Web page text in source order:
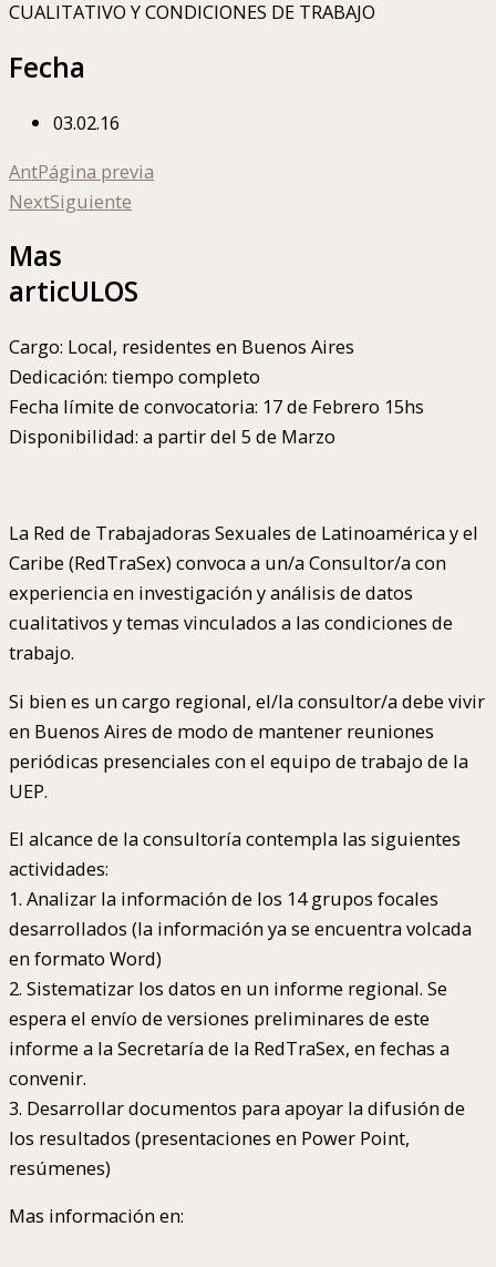
CUALITATIVO Y CONDICIONES DE TRABAJO
Fecha
03.02.16
AntPágina previa
NextSiguiente
Mas
articULOS
Cargo: Local, residentes en Buenos Aires
Dedicación: tiempo completo
Fecha límite de convocatoria: 17 de Febrero 15hs
Disponibilidad: a partir del 5 de Marzo
La Red de Trabajadoras Sexuales de Latinoamérica y el
Caribe (RedTraSex) convoca a un/a Consultor/a con
experiencia en investigación y análisis de datos
cualitativos y temas vinculados a las condiciones de
trabajo.
Si bien es un cargo regional, el/la consultor/a debe vivir
en Buenos Aires de modo de mantener reuniones
periódicas presenciales con el equipo de trabajo de la
UEP.
El alcance de la consultoría contempla las siguientes
actividades:
1. Analizar la información de los 14 grupos focales
desarrollados (la información ya se encuentra volcada
en formato Word)
2. Sistematizar los datos en un informe regional. Se
espera el envío de versiones preliminares de este
informe a la Secretaría de la RedTraSex, en fechas a
convenir.
3. Desarrollar documentos para apoyar la difusión de
los resultados (presentaciones en Power Point,
resúmenes)
Mas información en: